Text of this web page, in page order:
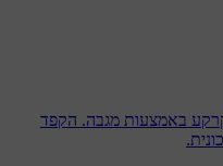
באמצעות מגבה. הקפד